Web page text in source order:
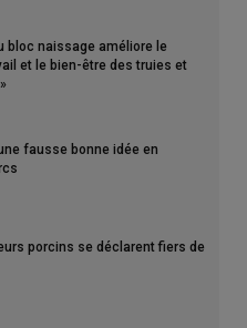
bloc naissage améliore le
et le bien-être des truies et
fausse bonne idée en
porcins se déclarent fiers de